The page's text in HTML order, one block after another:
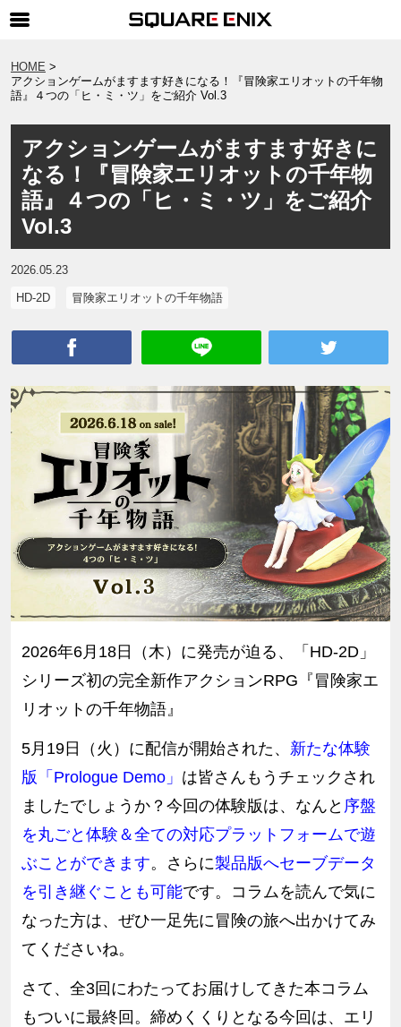
ゲーム
マガジン＆ブックス
ミュージック
グッズ
ストア
動画
会社情報 採用情報
SQUARE ENIX サイト内検索
HOME
アクションゲームがますます好きになる！『冒険家エリオットの千年物
語』４つの「ヒ・ミ・ツ」をご紹介 Vol.3
アクションゲームがますます好きに
なる！『冒険家エリオットの千年物
語』４つの「ヒ・ミ・ツ」をご紹介
Vol.3
2026.05.23
HD-2D 冒険家エリオットの千年物語
2026年6月18日（木）に発売が迫る、「HD-2D」
シリーズ初の完全新作アクションRPG『冒険家エ
リオットの千年物語』
5月19日（火）に配信が開始された、 新たな体験
版「Prologue Demo」 は皆さんもうチェックされ
ましたでしょうか？今回の体験版は、なんと 序盤
を丸ごと体験＆全ての対応プラットフォームで遊
ぶことができます。さらに製品版へセーブデータ
を引き継ぐことも可能です。コラムを読んで気に
なった方は、ぜひ一足先に冒険の旅へ出かけてみ
てくださいね。
さて、全3回にわたってお届けしてきた本コラム
もついに最終回。締めくくりとなる今回は、エリ